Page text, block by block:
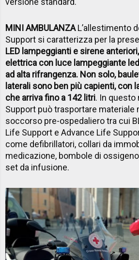
MINI AMBULANZAL’allestimento
Support si caratterizza per la
LED lampeggianti e sirene
elettrica con luce lampeggiante
ad alta rifrangenza. Non solo,
laterali sono ben più capienti, con
che arriva fino a 142 litri. In questo
Support può trasportare materiale
soccorso pre-ospedaliero tra cui
Life Support e Advance Life
come defibrillatori, collari da
medicazione, bombole di
set da infusione.